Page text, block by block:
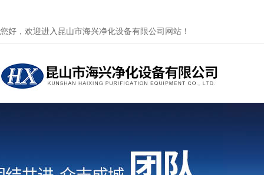
您好，欢迎进入昆山市海兴净化设备有限公司网站！